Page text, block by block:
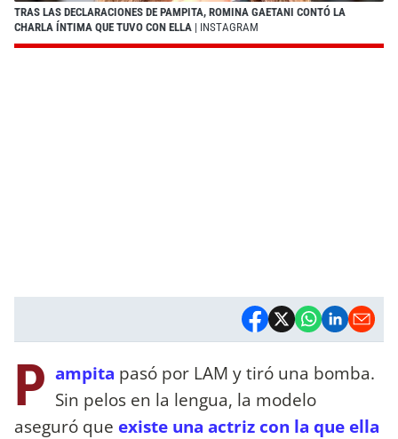
TRAS LAS DECLARACIONES DE PAMPITA, ROMINA GAETANI CONTÓ LA
CHARLA ÍNTIMA QUE TUVO CON ELLA | INSTAGRAM
P ampita pasó por LAM y tiró una bomba.
Sin pelos en la lengua, la modelo
aseguró que existe una actriz con la que ella